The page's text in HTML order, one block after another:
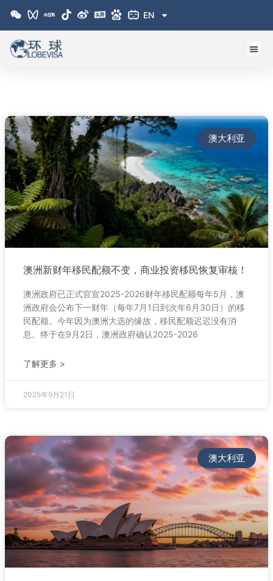
EN
澳大利亚
澳洲新财年移民配额不变，商业投资移民恢复审核！
澳洲政府已正式官宣2025-2026财年移民配额每年5月，澳
洲政府会公布下一财年（每年7月1日到次年6月30日）的移
民配额。今年因为澳洲大选的缘故，移民配额迟迟没有消
息。终于在9月2日，澳洲政府确认2025-2026
了解更多 >
2025年9月21日
澳大利亚